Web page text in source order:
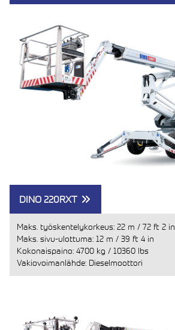
DINO 220RXT
Maks. työskentelykorkeus: 22 m / 72 ft 2 in
Maks. sivu-ulottuma: 12 m / 39 ft 4 in
Kokonaispaino: 4700 kg / 10360 lbs
Vakiovoimanlähde: Dieselmoottori